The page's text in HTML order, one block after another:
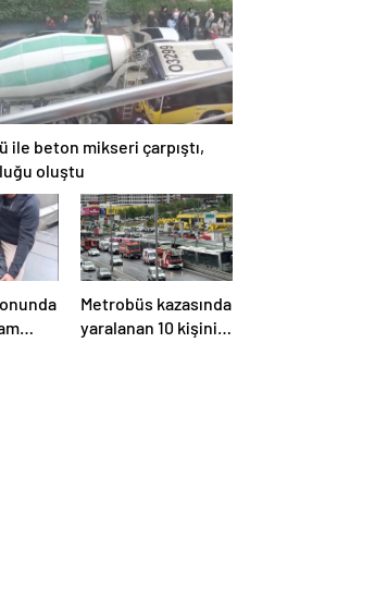
ile beton mikseri çarpıştı,
oluştu
Metrobüs kazasında
yaralanan 10 kişinin